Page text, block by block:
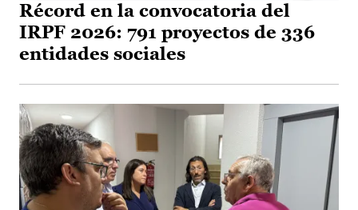
Récord en la convocatoria del
IRPF 2026: 791 proyectos de 336
entidades sociales